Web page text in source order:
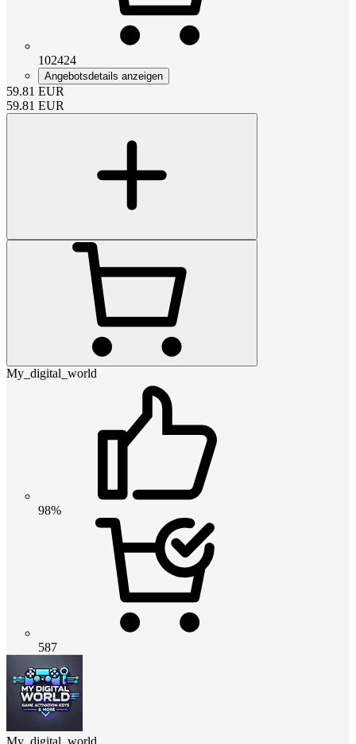
102424
Angebotsdetails anzeigen
59.81 EUR
59.81 EUR
My_digital_world
98%
587
My_digital_world